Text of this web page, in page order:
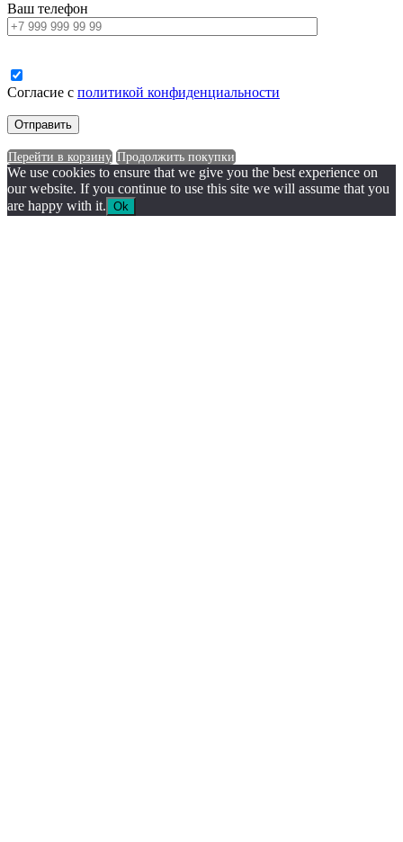
Ваш телефон
Согласие с политикой конфиденциальности
Перейти в корзину Продолжить покупки
We use cookies to ensure that we give you the best experience on
our website. If you continue to use this site we will assume that you
are happy with it. Ok